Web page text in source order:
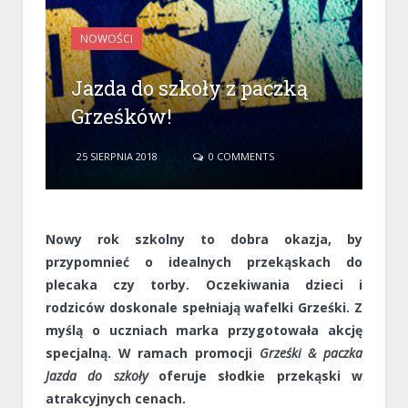
NOWOŚCI
Jazda do szkoły z paczką
Grześków!
25 SIERPNIA 2018 0 COMMENTS
Nowy rok szkolny to dobra okazja, by
przypomnieć o idealnych przekąskach do
plecaka czy torby. Oczekiwania dzieci i
rodziców doskonale spełniają wafelki Grześki. Z
myślą o uczniach marka przygotowała akcję
specjalną. W ramach promocji Grześki & paczka
Jazda do szkoły oferuje słodkie przekąski w
atrakcyjnych cenach.